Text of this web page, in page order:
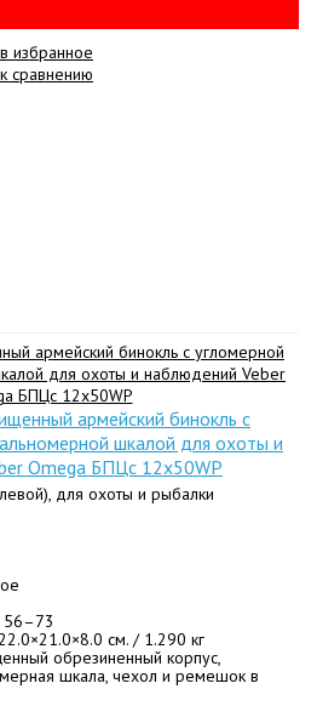
избранное
сравнению
армейский бинокль с
шкалой для охоты и
Omega БПЦс 12x50WP
для охоты и рыбалки
56–73
см. / 1.290 кг
обрезиненный корпус,
шкала, чехол и ремешок в